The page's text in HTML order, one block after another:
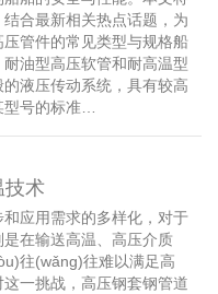
合最新相关热点话题，为
管件的常见类型与规格船
油型高压软管和耐高温型
液压传动系统，具有较高
号的标准…
技术
应用需求的多样化，对于
在输送高温、高压介质
往(wǎng)往难以满足高
一挑战，高压钢套钢管道